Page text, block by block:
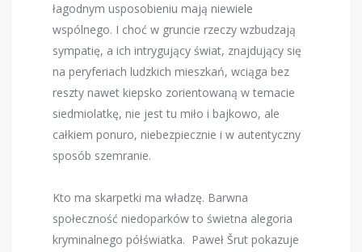
łagodnym usposobieniu mają niewiele
wspólnego. I choć w gruncie rzeczy wzbudzają
sympatię, a ich intrygujący świat, znajdujący się
na peryferiach ludzkich mieszkań, wciąga bez
reszty nawet kiepsko zorientowaną w temacie
siedmiolatkę, nie jest tu miło i bajkowo, ale
całkiem ponuro, niebezpiecznie i w autentyczny
sposób szemranie.
Kto ma skarpetki ma władzę. Barwna
społeczność niedoparków to świetna alegoria
kryminalnego półświatka. Paweł Šrut pokazuje